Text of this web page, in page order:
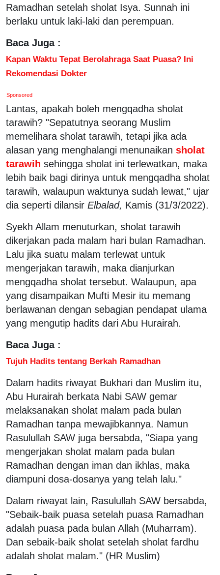
Ramadhan setelah sholat Isya. Sunnah ini
berlaku untuk laki-laki dan perempuan.
Baca Juga :
Kapan Waktu Tepat Berolahraga Saat Puasa? Ini
Rekomendasi Dokter
Sponsored
Lantas, apakah boleh mengqadha sholat
tarawih? "Sepatutnya seorang Muslim
memelihara sholat tarawih, tetapi jika ada
alasan yang menghalangi menunaikan sholat
tarawih sehingga sholat ini terlewatkan, maka
lebih baik bagi dirinya untuk mengqadha sholat
tarawih, walaupun waktunya sudah lewat," ujar
dia seperti dilansir Elbalad, Kamis (31/3/2022).
Syekh Allam menuturkan, sholat tarawih
dikerjakan pada malam hari bulan Ramadhan.
Lalu jika suatu malam terlewat untuk
mengerjakan tarawih, maka dianjurkan
mengqadha sholat tersebut. Walaupun, apa
yang disampaikan Mufti Mesir itu memang
berlawanan dengan sebagian pendapat ulama
yang mengutip hadits dari Abu Hurairah.
Baca Juga :
Tujuh Hadits tentang Berkah Ramadhan
Dalam hadits riwayat Bukhari dan Muslim itu,
Abu Hurairah berkata Nabi SAW gemar
melaksanakan sholat malam pada bulan
Ramadhan tanpa mewajibkannya. Namun
Rasulullah SAW juga bersabda, "Siapa yang
mengerjakan sholat malam pada bulan
Ramadhan dengan iman dan ikhlas, maka
diampuni dosa-dosanya yang telah lalu."
Dalam riwayat lain, Rasulullah SAW bersabda,
"Sebaik-baik puasa setelah puasa Ramadhan
adalah puasa pada bulan Allah (Muharram).
Dan sebaik-baik sholat setelah sholat fardhu
adalah sholat malam." (HR Muslim)